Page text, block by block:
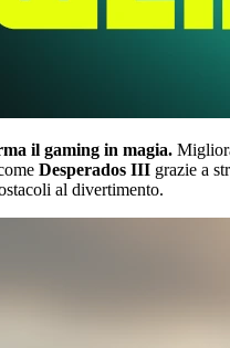
il gaming in magia.
Desperados III grazie a
al divertimento.